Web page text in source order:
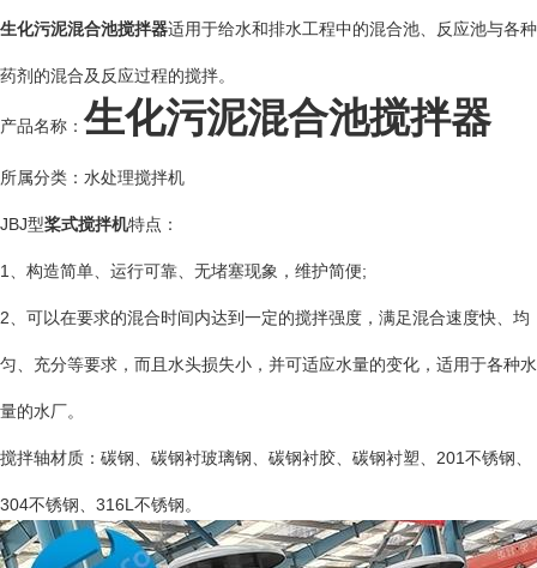
生化污泥混合池搅拌器适用于给水和排水工程中的混合池、反应池与各种
药剂的混合及反应过程的搅拌。
产品名称： 生化污泥混合池搅拌器
所属分类：水处理搅拌机
JBJ型桨式搅拌机特点：
1、构造简单、运行可靠、无堵塞现象，维护简便;
2、可以在要求的混合时间内达到一定的搅拌强度，满足混合速度快、均
匀、充分等要求，而且水头损失小，并可适应水量的变化，适用于各种水
量的水厂。
搅拌轴材质：碳钢、碳钢衬玻璃钢、碳钢衬胶、碳钢衬塑、201不锈钢、
304不锈钢、316L不锈钢。